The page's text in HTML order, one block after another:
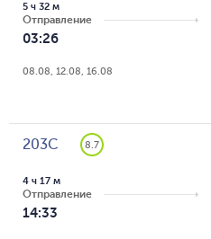
Отправление
03:26
5 ч 32 м
08.08, 12.08, 16.08
203С 8.7
Отправление
14:33
4 ч 17 м